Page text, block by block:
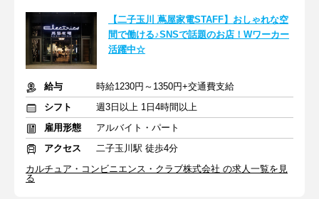
【二子玉川 蔦屋家電STAFF】おしゃれな空
間で働ける♪SNSで話題のお店！Wワーカー
活躍中☆
給与
時給1230円～1350円+交通費支給
シフト
週3日以上 1日4時間以上
雇用形態
アルバイト・パート
アクセス
二子玉川駅 徒歩4分
カルチュア・コンビニエンス・クラブ株式会社 の求人一覧を見
る